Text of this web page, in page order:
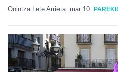
Onintza Lete Arrieta mar 10